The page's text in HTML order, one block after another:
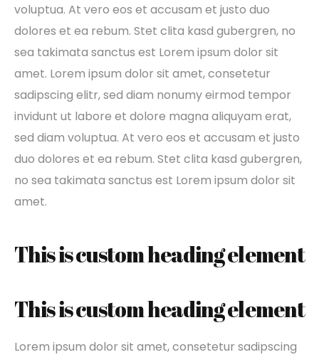
voluptua. At vero eos et accusam et justo duo
dolores et ea rebum. Stet clita kasd gubergren, no
sea takimata sanctus est Lorem ipsum dolor sit
amet. Lorem ipsum dolor sit amet, consetetur
sadipscing elitr, sed diam nonumy eirmod tempor
invidunt ut labore et dolore magna aliquyam erat,
sed diam voluptua. At vero eos et accusam et justo
duo dolores et ea rebum. Stet clita kasd gubergren,
no sea takimata sanctus est Lorem ipsum dolor sit
amet.
This is custom heading element
This is custom heading element
Lorem ipsum dolor sit amet, consetetur sadipscing